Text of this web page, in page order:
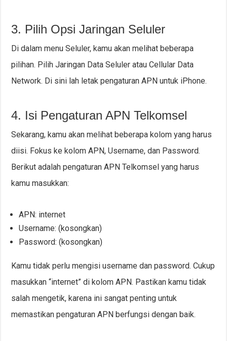
3. Pilih Opsi Jaringan Seluler
Di dalam menu Seluler, kamu akan melihat beberapa
pilihan. Pilih Jaringan Data Seluler atau Cellular Data
Network. Di sini lah letak pengaturan APN untuk iPhone.
4. Isi Pengaturan APN Telkomsel
Sekarang, kamu akan melihat beberapa kolom yang harus
diisi. Fokus ke kolom APN, Username, dan Password.
Berikut adalah pengaturan APN Telkomsel yang harus
kamu masukkan:
APN: internet
Username: (kosongkan)
Password: (kosongkan)
Kamu tidak perlu mengisi username dan password. Cukup
masukkan “internet” di kolom APN. Pastikan kamu tidak
salah mengetik, karena ini sangat penting untuk
memastikan pengaturan APN berfungsi dengan baik.